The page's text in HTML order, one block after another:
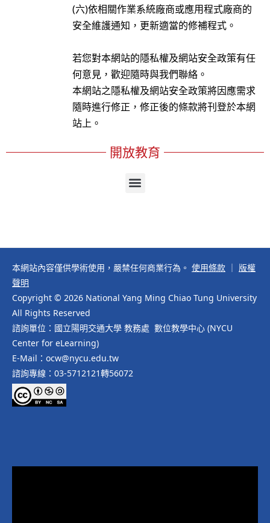
(六)依相關作業系統廠商或應用程式廠商的
安全維護通知，更新適當的修補程式。
若您對本網站的隱私權及網站安全政策有任
何意見，歡迎隨時與我們聯絡。
本網站之隱私權及網站安全政策將因應需求
隨時進行修正，修正後的條款將刊登於本網
站上。
開放教育
本網站內容僅供學術使用，嚴禁任何商業行為。 使用條款 ｜ 版權
聲明
Copyright © 2026 National Yang Ming Chiao Tung University
All Rights Reserved
諮詢單位：國立陽明交通大學 教務處 數位教學中心 (NYCU
Center for eLearning)
E-Mail：ocw@nycu.edu.tw
諮詢專線：03-5712121轉56072